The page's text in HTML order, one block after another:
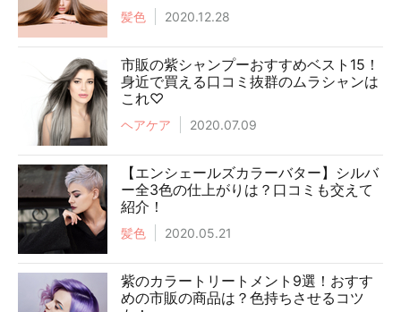
髪色 2020.12.28
市販の紫シャンプーおすすめベスト15！
身近で買える口コミ抜群のムラシャンは
これ♡
ヘアケア 2020.07.09
【エンシェールズカラーバター】シルバ
ー全3色の仕上がりは？口コミも交えて
紹介！
髪色 2020.05.21
紫のカラートリートメント9選！おすす
めの市販の商品は？色持ちさせるコツ